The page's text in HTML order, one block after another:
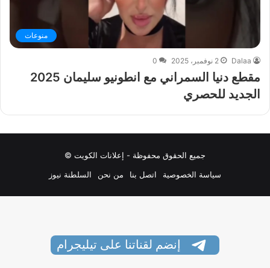
منوعات
Dalaa 2 نوفمبر، 2025 0
مقطع دنيا السمراني مع انطونيو سليمان 2025
الجديد للحصري
جميع الحقوق محفوظة - إعلانات الكويت ©
سياسة الخصوصية
اتصل بنا من نحن السلطنة نيوز
إنضم لقناتنا على تيليجرام